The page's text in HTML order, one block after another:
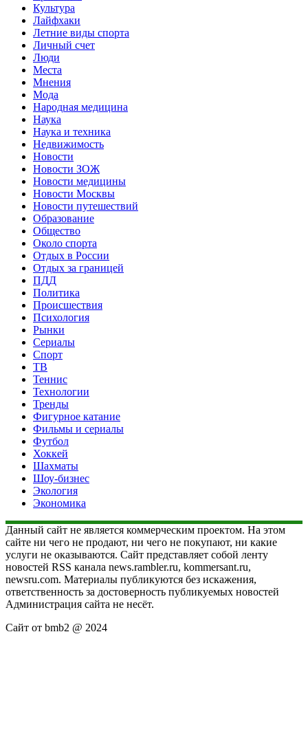
Культура
Лайфхаки
Летние виды спорта
Личный счет
Люди
Места
Мнения
Мода
Народная медицина
Наука
Наука и техника
Недвижимость
Новости
Новости ЗОЖ
Новости медицины
Новости Москвы
Новости путешествий
Образование
Общество
Около спорта
Отдых в России
Отдых за границей
ПДД
Политика
Происшествия
Психология
Рынки
Сериалы
Спорт
ТВ
Теннис
Технологии
Тренды
Фигурное катание
Фильмы и сериалы
Футбол
Хоккей
Шахматы
Шоу-бизнес
Экология
Экономика
Данный сайт не является коммерческим проектом. На этом
сайте ни чего не продают, ни чего не покупают, ни какие
услуги не оказываются. Сайт представляет собой ленту
новостей RSS канала news.rambler.ru, kommersant.ru,
newsru.com. Материалы публикуются без искажения,
ответственность за достоверность публикуемых новостей
Администрация сайта не несёт.
Сайт от bmb2 @ 2024